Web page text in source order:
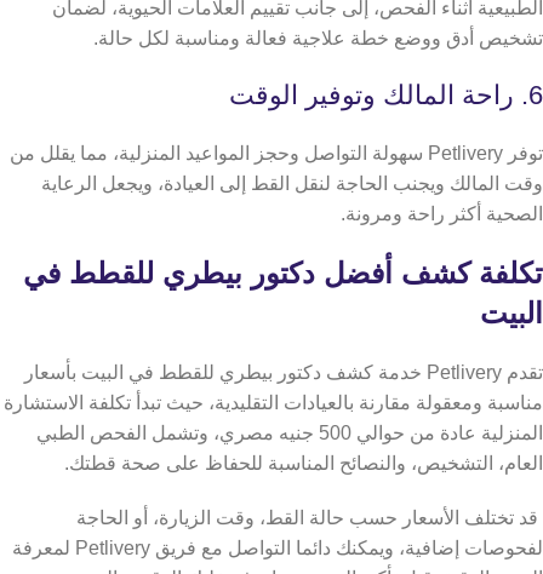
الطبيعية أثناء الفحص، إلى جانب تقييم العلامات الحيوية، لضمان
تشخيص أدق ووضع خطة علاجية فعالة ومناسبة لكل حالة.
6. راحة المالك وتوفير الوقت
توفر Petlivery سهولة التواصل وحجز المواعيد المنزلية، مما يقلل من
وقت المالك ويجنب الحاجة لنقل القط إلى العيادة، ويجعل الرعاية
الصحية أكثر راحة ومرونة.
تكلفة كشف أفضل دكتور بيطري للقطط في
البيت
تقدم Petlivery خدمة كشف دكتور بيطري للقطط في البيت بأسعار
مناسبة ومعقولة مقارنة بالعيادات التقليدية، حيث تبدأ تكلفة الاستشارة
المنزلية عادة من حوالي 500 جنيه مصري، وتشمل الفحص الطبي
العام، التشخيص، والنصائح المناسبة للحفاظ على صحة قطتك.
قد تختلف الأسعار حسب حالة القط، وقت الزيارة، أو الحاجة
لفحوصات إضافية، ويمكنك دائما التواصل مع فريق Petlivery لمعرفة